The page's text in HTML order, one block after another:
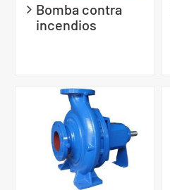
Bomba contra
incendios